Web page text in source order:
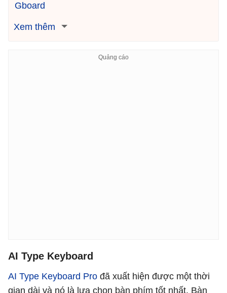
Gboard
Xem thêm
AI Type Keyboard
AI Type Keyboard Pro đã xuất hiện được một thời
gian dài và nó là lựa chọn bàn phím tốt nhất. Bàn